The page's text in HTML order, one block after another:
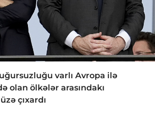
varlı Avropa ilə
olan ölkələr arasındakı
çıxardı